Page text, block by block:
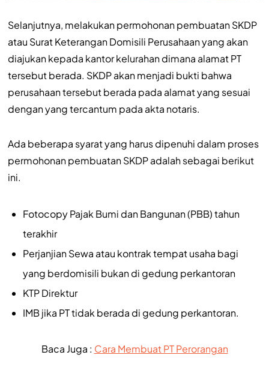
Selanjutnya, melakukan permohonan pembuatan SKDP
atau Surat Keterangan Domisili Perusahaan yang akan
diajukan kepada kantor kelurahan dimana alamat PT
tersebut berada. SKDP akan menjadi bukti bahwa
perusahaan tersebut berada pada alamat yang sesuai
dengan yang tercantum pada akta notaris.
Ada beberapa syarat yang harus dipenuhi dalam proses
permohonan pembuatan SKDP adalah sebagai berikut
ini.
Fotocopy Pajak Bumi dan Bangunan (PBB) tahun
terakhir
Perjanjian Sewa atau kontrak tempat usaha bagi
yang berdomisili bukan di gedung perkantoran
KTP Direktur
IMB jika PT tidak berada di gedung perkantoran.
Baca Juga : Cara Membuat PT Perorangan